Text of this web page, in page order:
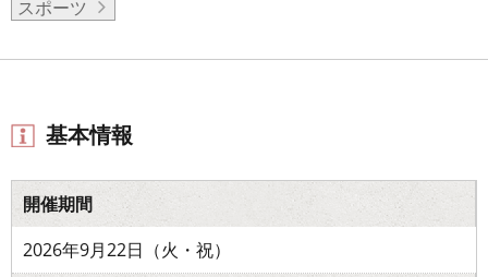
スポーツ
基本情報
開催期間
2026年9月22日（火・祝）